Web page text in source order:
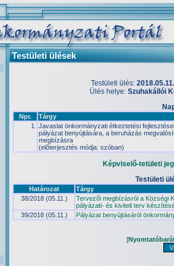
Testületi ülések
Testületi ülés:
Ülés helye: Szuhakállói
Npr. Tárgy
1.
Javaslat önkormányzati étkeztetési
pályázat benyújtására, a beruházás
megbízásra
(előterjesztés módja: szóban)
Képviselő-tetületi
Testületi
Határozat
Tárgy
38/2018 (05.11.)
Tervezői megbízásról a Községi
pályázati- és kiviteli terv
39/2018 (05.11.)
Pályázat benyújtásáról
[